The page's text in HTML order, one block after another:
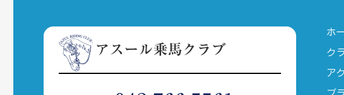
アスール乗馬クラブ
ホ
ク
ア